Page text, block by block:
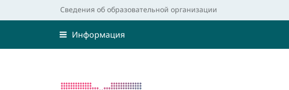
Сведения об образовательной организации
Информация